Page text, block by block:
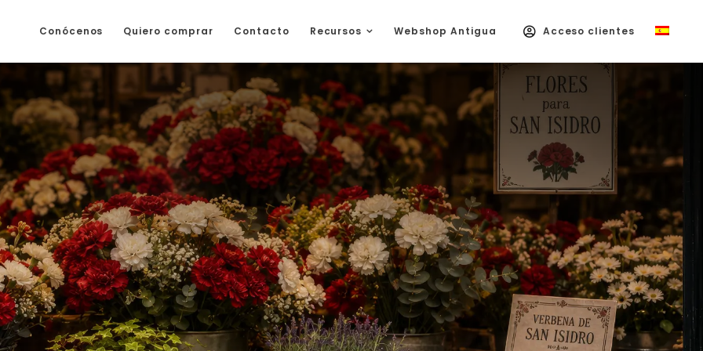
Conócenos Quiero comprar Contacto Recursos Webshop Antigua Acceso clientes